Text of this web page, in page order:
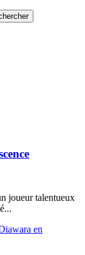
joueur talentueux
en